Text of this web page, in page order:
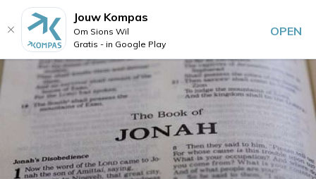
Jouw Kompas
Om Sions Wil
Gratis - in Google Play
OPEN